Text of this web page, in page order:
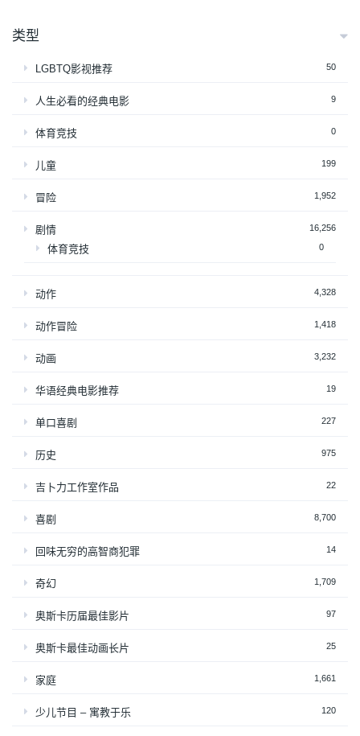
类型
LGBTQ影视推荐 50
人生必看的经典电影 9
体育竞技 0
儿童 199
冒险 1,952
剧情 16,256
体育竞技 0
动作 4,328
动作冒险 1,418
动画 3,232
华语经典电影推荐 19
单口喜剧 227
历史 975
吉卜力工作室作品 22
喜剧 8,700
回味无穷的高智商犯罪 14
奇幻 1,709
奥斯卡历届最佳影片 97
奥斯卡最佳动画长片 25
家庭 1,661
少儿节目 – 寓教于乐 120